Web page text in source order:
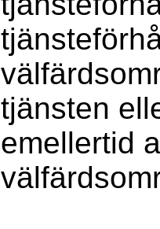
tjänsten
emellertid